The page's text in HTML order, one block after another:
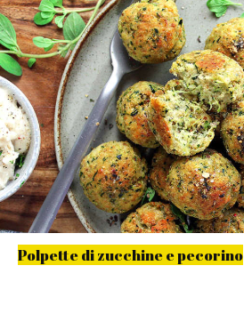
Polpette di zucchine e pecorino